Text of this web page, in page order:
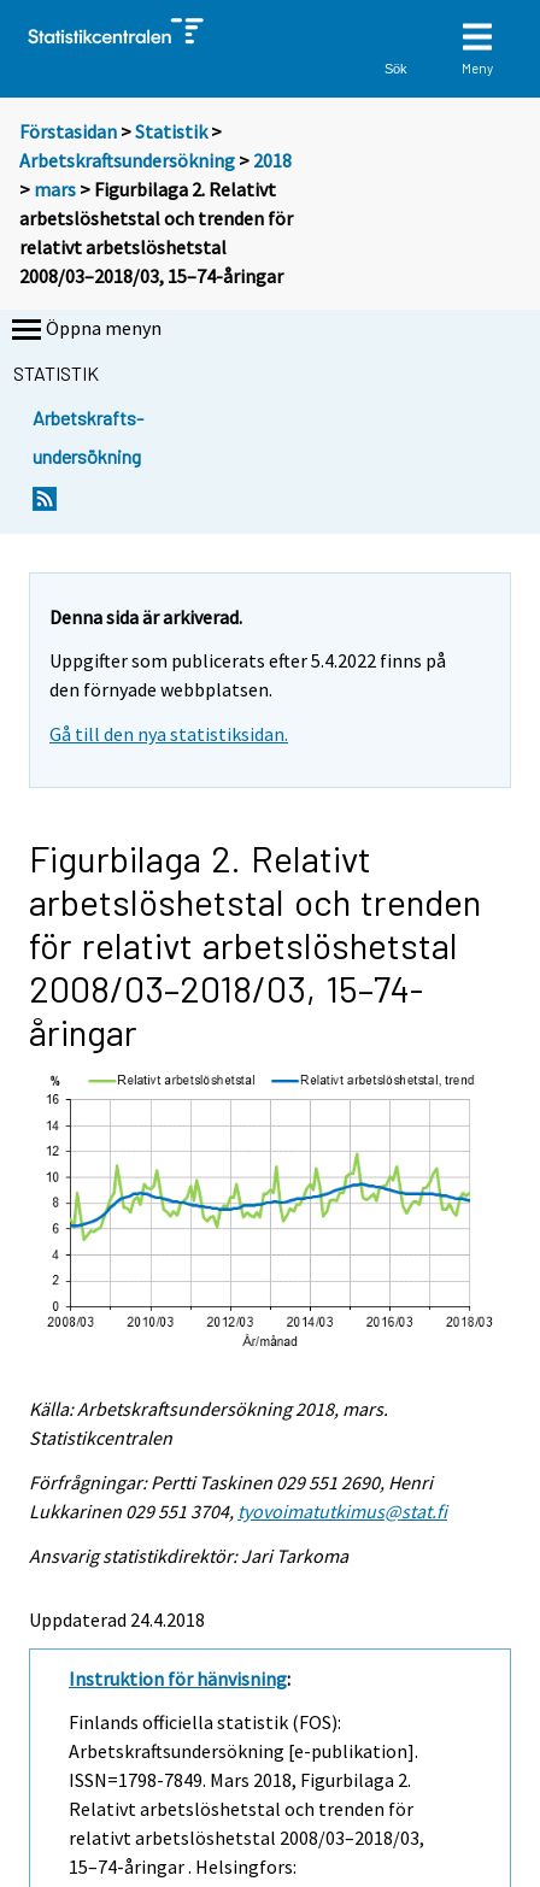
Sök Meny
Förstasidan >Statistik >
Arbetskraftsundersökning > 2018
> mars > Figurbilaga 2. Relativt
arbetslöshetstal och trenden för
relativt arbetslöshetstal
2008/03–2018/03, 15–74-åringar
Öppna menyn
STATISTIK
Arbetskrafts-
undersökning
Denna sida är arkiverad.
Uppgifter som publicerats efter 5.4.2022 finns på
den förnyade webbplatsen.
Gå till den nya statistiksidan.
Figurbilaga 2. Relativt
arbetslöshetstal och trenden
för relativt arbetslöshetstal
2008/03–2018/03, 15–74-
åringar
Källa: Arbetskraftsundersökning 2018, mars.
Statistikcentralen
Förfrågningar: Pertti Taskinen 029 551 2690, Henri
Lukkarinen 029 551 3704, tyovoimatutkimus@stat.fi
Ansvarig statistikdirektör: Jari Tarkoma
Uppdaterad 24.4.2018
Instruktion för hänvisning:
Finlands officiella statistik (FOS):
Arbetskraftsundersökning [e-publikation].
ISSN=1798-7849. Mars 2018, Figurbilaga 2.
Relativt arbetslöshetstal och trenden för
relativt arbetslöshetstal 2008/03–2018/03,
15–74-åringar . Helsingfors: